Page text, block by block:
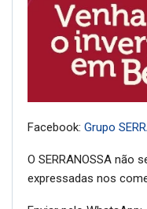
Facebook: Grupo
O SERRANOSSA não
expressadas nos